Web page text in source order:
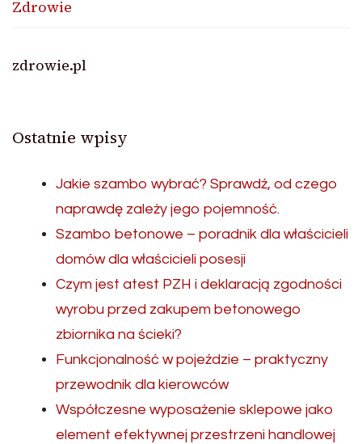
Zdrowie
zdrowie.pl
Ostatnie wpisy
Jakie szambo wybrać? Sprawdź, od czego
naprawdę zależy jego pojemność.
Szambo betonowe – poradnik dla właścicieli
domów dla właścicieli posesji
Czym jest atest PZH i deklaracją zgodności
wyrobu przed zakupem betonowego
zbiornika na ścieki?
Funkcjonalność w pojeździe – praktyczny
przewodnik dla kierowców
Współczesne wyposażenie sklepowe jako
element efektywnej przestrzeni handlowej